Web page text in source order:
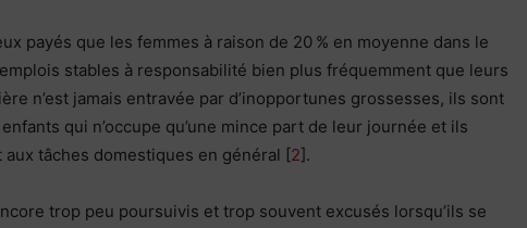
payés que les femmes à raison de 20 % en moyenne dans le
stables à responsabilité bien plus fréquemment que leurs
n’est jamais entravée par d’inopportunes grossesses, ils sont
qui n’occupe qu’une mince part de leur journée et ils
tâches domestiques en général [2].
trop peu poursuivis et trop souvent excusés lorsqu’ils se